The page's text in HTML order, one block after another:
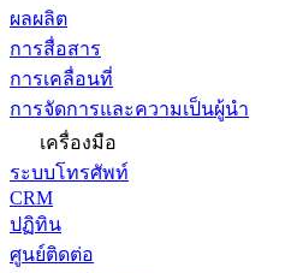
ผลผลิต
การสื่อสาร
การเคลื่อนที่
การจัดการและความเป็นผู้นำ
เครื่องมือ
ระบบโทรศัพท์
CRM
ปฏิทิน
ศูนย์ติดต่อ